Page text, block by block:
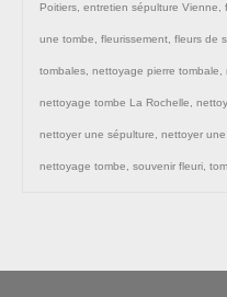
Poitiers, entretien sépulture Vienne,
une tombe, fleurissement, fleurs de
tombales, nettoyage pierre tombale,
nettoyage tombe La Rochelle,
nettoyer une sépulture, nettoyer
nettoyage tombe, souvenir fleuri,